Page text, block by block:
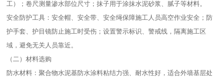
工）；卷尺测量渗水部位尺寸；抹子用于涂抹水泥砂浆、腻子等材料。​
安全防护工具：安全帽、安全带、安全绳保障施工人员高空作业安全；防
护手套、护目镜防止施工时受伤；设置警示标识、警戒线，隔离施工区
域，避免无关人员靠近。​
（二）材料选购​
防水材料：聚合物水泥基防水涂料粘结力强、耐水性好，适合外墙基层处